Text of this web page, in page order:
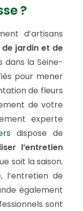
?
d’artisans
jardin et de
dans la Seine-
pour mener
de fleurs
de votre
experte
dispose de
l’entretien
soit la saison.
, l’entretien de
également
sont